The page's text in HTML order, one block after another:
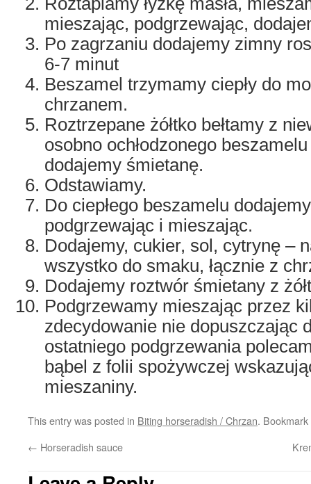
mieszając, podgrzewając,
Po zagrzaniu dodajemy zimny
6-7 minut
Beszamel trzymamy ciepły do
chrzanem.
Roztrzepane żółtko bełtamy z
osobno ochłodzonego
dodajemy śmietanę.
Odstawiamy.
Do ciepłego beszamelu
podgrzewając i mieszając.
Dodajemy, cukier, sol, cytrynę –
wszystko do smaku, łącznie z
Dodajemy roztwór śmietany z
Podgrzewamy mieszając przez
zdecydowanie nie dopuszczając
ostatniego podgrzewania
bąbel z folii spożywczej
mieszaniny.
This entry was posted in Biting horseradish / Chrzan.
← Horseradish sauce